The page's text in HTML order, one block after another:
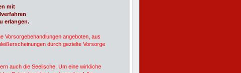
mit
erlangen.
Vorsorgebehandlungen angeboten, aus
durch gezielte Vorsorge
auch die Seelische. Um eine wirkliche